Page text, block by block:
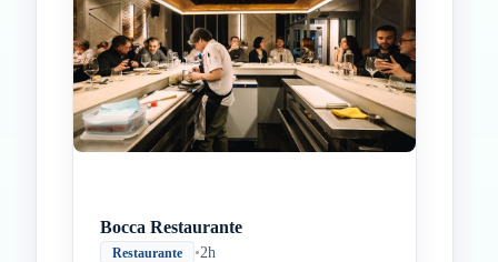
Bocca Restaurante
Restaurante •2h